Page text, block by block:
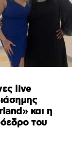
live
και η
του